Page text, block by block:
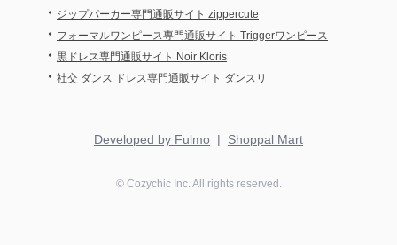
・ ジップパーカー専門通販サイト zippercute
・ フォーマルワンピース専門通販サイト Triggerワンピース
・ 黒ドレス専門通販サイト Noir Kloris
・ 社交 ダンス ドレス専門通販サイト ダンスリ
Developed by Fulmo | Shoppal Mart
© CozychicInc. All rights reserved.